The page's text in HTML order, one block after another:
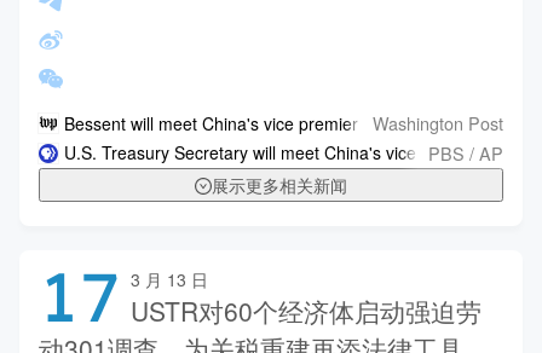
Bessent will meet China's vice premier in Paris ahead of
Washington Post
U.S. Treasury Secretary will meet China's vice premier in
PBS / AP
展示更多相关新闻
17 3 月 13 日
USTR对60个经济体启动强迫劳